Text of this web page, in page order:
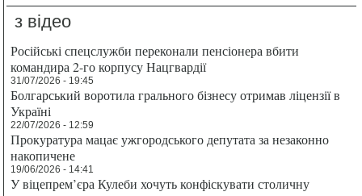
з відео
Російські спецслужби переконали пенсіонера вбити
командира 2-го корпусу Нацгвардії
31/07/2026 - 19:45
Болгарський воротила грального бізнесу отримав ліцензії в
Україні
22/07/2026 - 12:59
Прокуратура мацає ужгородського депутата за незаконно
накопичене
19/06/2026 - 14:41
У віцепрем’єра Кулеби хочуть конфіскувати столичну